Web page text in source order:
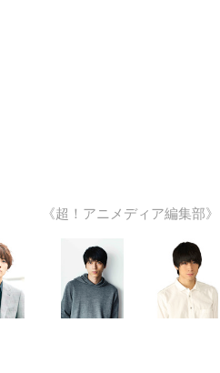
《超！アニメディア編集部》